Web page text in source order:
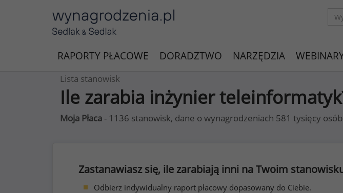
RAPORTY PŁACOWE DORADZTWO NARZĘDZIA
Lista stanowisk
Ile zarabia inżynier
Moja Płaca - 1136 stanowisk, dane o wynagrodzeniach 581 tysięcy osób
Zastanawiasz się, ile zarabiają inni na Twoim
Odbierz indywidualny raport płacowy dopasowany do Ciebie.